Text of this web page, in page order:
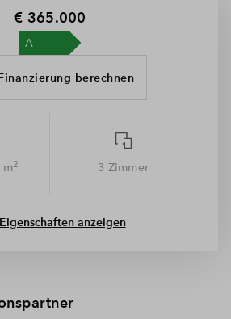
€ 365.000
berechnen
m2 3 Zimmer
anzeigen